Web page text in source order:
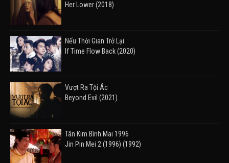
Her Lower (2018)
Nếu Thời Gian Trở Lại
If Time Flow Back (2020)
Vượt Ra Tội Ác
Beyond Evil (2021)
Tân Kim Bình Mai 1996
Jin Pin Mei 2 (1996) (1992)